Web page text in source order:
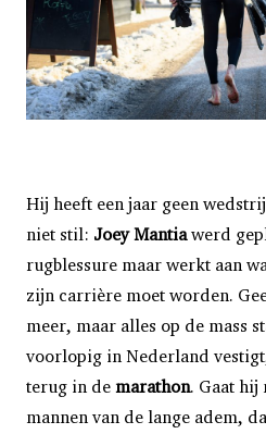
Hij heeft een jaar geen
niet stil: Joey Mantiawerd
rugblessure maar werkt aan
zijn carrière moet worden.
meer, maar alles op de mass
voorlopig in Nederland
terug in de marathon. Gaat hij
mannen van de lange adem,